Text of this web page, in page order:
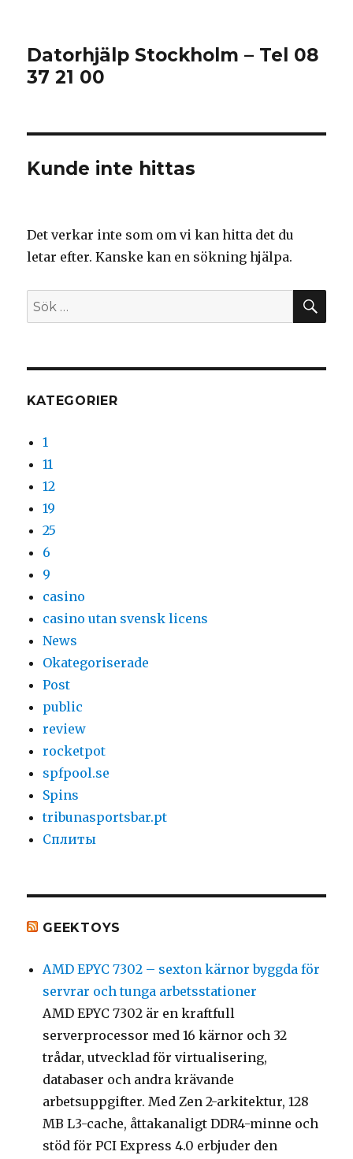
Datorhjälp Stockholm – Tel 08
37 21 00
Kunde inte hittas
Det verkar inte som om vi kan hitta det du
letar efter. Kanske kan en sökning hjälpa.
Sök
efter:
KATEGORIER
1
11
12
19
25
6
9
casino
casino utan svensk licens
News
Okategoriserade
Post
public
review
rocketpot
spfpool.se
Spins
tribunasportsbar.pt
Сплиты
GEEKTOYS
AMD EPYC 7302 – sexton kärnor byggda för
servrar och tunga arbetsstationer
AMD EPYC 7302 är en kraftfull
serverprocessor med 16 kärnor och 32
trådar, utvecklad för virtualisering,
databaser och andra krävande
arbetsuppgifter. Med Zen 2-arkitektur, 128
MB L3-cache, åttakanaligt DDR4-minne och
stöd för PCI Express 4.0 erbjuder den